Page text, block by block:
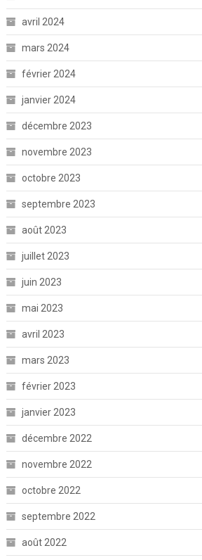
avril 2024
mars 2024
février 2024
janvier 2024
décembre 2023
novembre 2023
octobre 2023
septembre 2023
août 2023
juillet 2023
juin 2023
mai 2023
avril 2023
mars 2023
février 2023
janvier 2023
décembre 2022
novembre 2022
octobre 2022
septembre 2022
août 2022